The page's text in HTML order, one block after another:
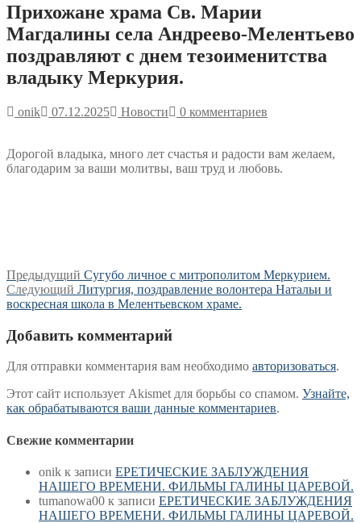
Прихожане храма Св. Марии
Магдалины села Андреево-Мелентьево
поздравляют с днем тезоименитства
владыку Меркурия.
onik 07.12.2025 Новости 0 комментариев
Дорогой владыка, много лет счастья и радости вам желаем,
благодарим за ваши молитвы, ваш труд и любовь.
Навигация
по
Предыдущий Предыдущая
запись:
Сугубо личное с митрополитом Меркурием.
Следующий Следующая
запись:
Литургия, поздравление волонтера Натальи и
воскресная школа в Мелентьевском храме.
Добавить комментарий
Для отправки комментария вам необходимо авторизоваться.
Этот сайт использует Akismet для борьбы со спамом. Узнайте,
как обрабатываются ваши данные комментариев.
Свежие комментарии
onik к записи ЕРЕТИЧЕСКИЕ ЗАБЛУЖДЕНИЯ
НАШЕГО ВРЕМЕНИ. ФИЛЬМЫ ГАЛИНЫ ЦАРЕВОЙ.
tumanowa00 к записи ЕРЕТИЧЕСКИЕ ЗАБЛУЖДЕНИЯ
НАШЕГО ВРЕМЕНИ. ФИЛЬМЫ ГАЛИНЫ ЦАРЕВОЙ.